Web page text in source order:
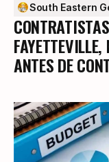
South Eastern
ANTES DE